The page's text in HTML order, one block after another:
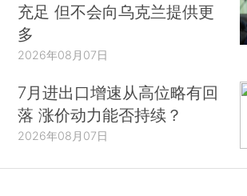
充足 但不会向乌克兰提供更
多
2026年08月07日
7月进出口增速从高位略有回
落 涨价动力能否持续？
2026年08月07日